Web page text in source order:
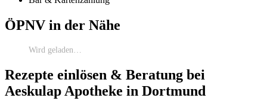
ÖPNV in der Nähe
Wird geladen…
Rezepte einlösen & Beratung bei
Aeskulap Apotheke in Dortmund